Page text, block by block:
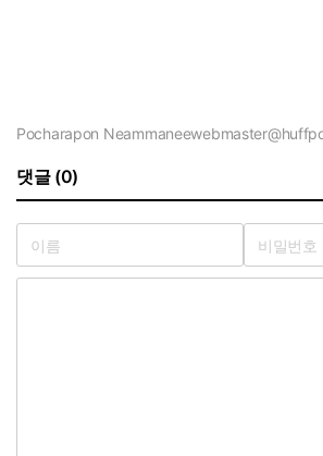
Pocharapon Neammanee
댓글 (0)